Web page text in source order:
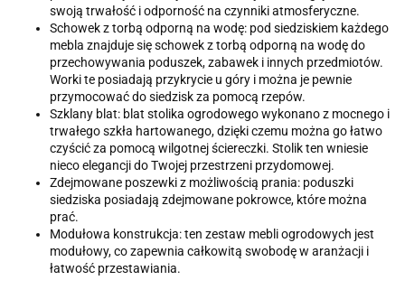
swoją trwałość i odporność na czynniki atmosferyczne.
Schowek z torbą odporną na wodę: pod siedziskiem każdego
mebla znajduje się schowek z torbą odporną na wodę do
przechowywania poduszek, zabawek i innych przedmiotów.
Worki te posiadają przykrycie u góry i można je pewnie
przymocować do siedzisk za pomocą rzepów.
Szklany blat: blat stolika ogrodowego wykonano z mocnego i
trwałego szkła hartowanego, dzięki czemu można go łatwo
czyścić za pomocą wilgotnej ściereczki. Stolik ten wniesie
nieco elegancji do Twojej przestrzeni przydomowej.
Zdejmowane poszewki z możliwością prania: poduszki
siedziska posiadają zdejmowane pokrowce, które można
prać.
Modułowa konstrukcja: ten zestaw mebli ogrodowych jest
modułowy, co zapewnia całkowitą swobodę w aranżacji i
łatwość przestawiania.